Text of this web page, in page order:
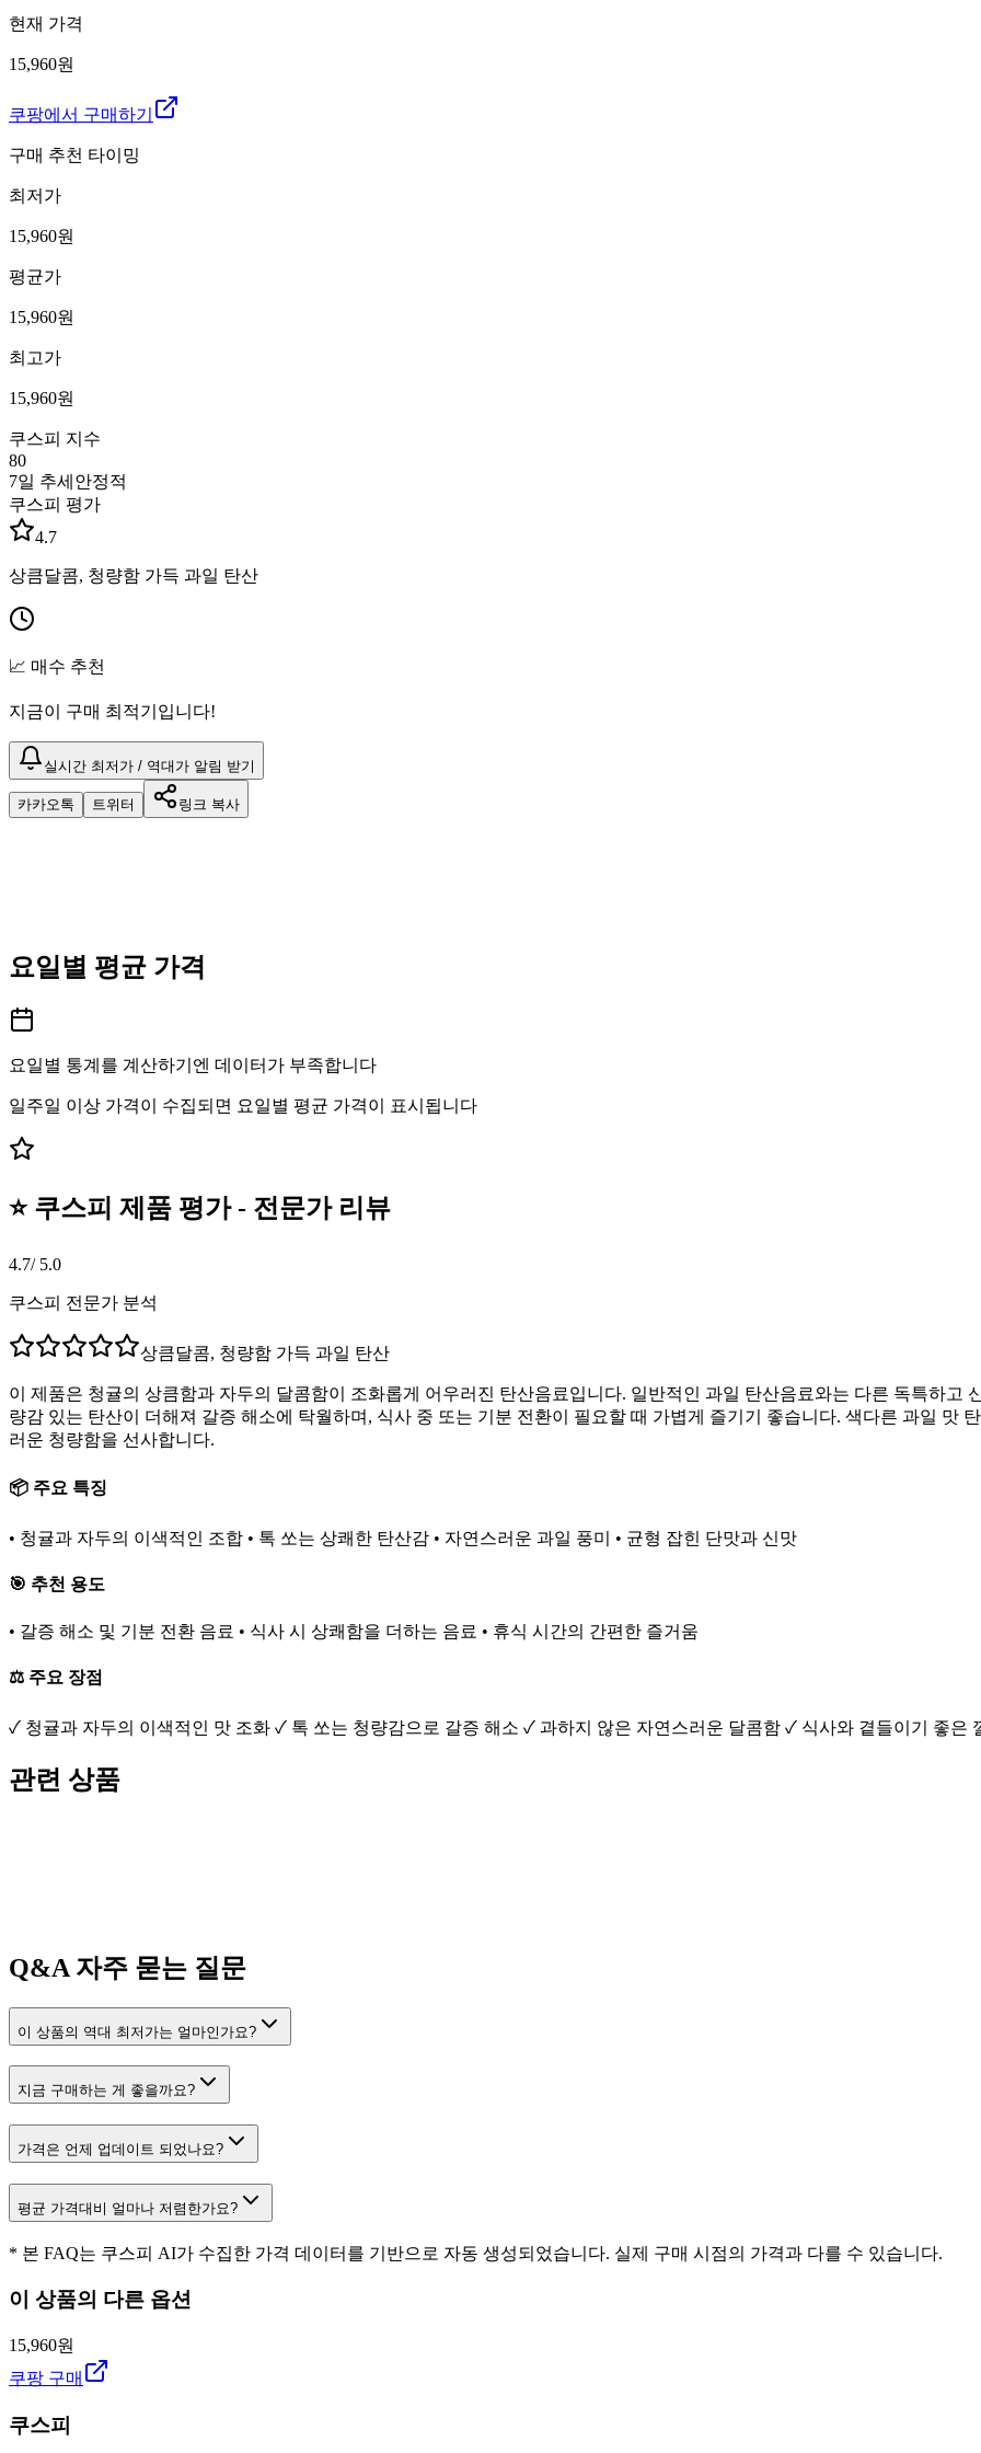
현재 가격
15,960원
쿠팡에서 구매하기
구매 추천 타이밍
최저가
15,960원
평균가
15,960원
최고가
15,960원
쿠스피 지수
80
7일 추세 안정적
쿠스피 평가
4.7
상큼달콤, 청량함 가득 과일 탄산
📈 매수 추천
지금이 구매 최적기입니다!
실시간 최저가 / 역대가 알림 받기
카카오톡 트위터 링크 복사
요일별 평균 가격
요일별 통계를 계산하기엔 데이터가 부족합니다
일주일 이상 가격이 수집되면 요일별 평균 가격이 표시됩니다
⭐ 쿠스피 제품 평가 - 전문가 리뷰
4.7/ 5.0
쿠스피 전문가 분석
상큼달콤, 청량함 가득 과일 탄산
이 제품은 청귤의 상큼함과 자두의 달콤함이 조화롭게 어우러진 탄산음료입니다. 일반적인 과일 탄산음료와는 다른 독특하고
량감 있는 탄산이 더해져 갈증 해소에 탁월하며, 식사 중 또는 기분 전환이 필요할 때 가볍게 즐기기 좋습니다. 색다른 과일 맛
러운 청량함을 선사합니다.
📦 주요 특징
• 청귤과 자두의 이색적인 조합 • 톡 쏘는 상쾌한 탄산감 • 자연스러운 과일 풍미 • 균형 잡힌 단맛과 신맛
🎯 추천 용도
• 갈증 해소 및 기분 전환 음료 • 식사 시 상쾌함을 더하는 음료 • 휴식 시간의 간편한 즐거움
⚖️ 주요 장점
✓ 청귤과 자두의 이색적인 맛 조화 ✓ 톡 쏘는 청량감으로 갈증 해소 ✓ 과하지 않은 자연스러운 달콤함 ✓ 식사와 곁들이기 좋은
관련 상품
Q&A 자주 묻는 질문
이 상품의 역대 최저가는 얼마인가요?
지금 구매하는 게 좋을까요?
가격은 언제 업데이트 되었나요?
평균 가격대비 얼마나 저렴한가요?
* 본 FAQ는 쿠스피 AI가 수집한 가격 데이터를 기반으로 자동 생성되었습니다. 실제 구매 시점의 가격과 다를 수 있습니다.
이 상품의 다른 옵션
15,960원
쿠팡 구매
쿠스피